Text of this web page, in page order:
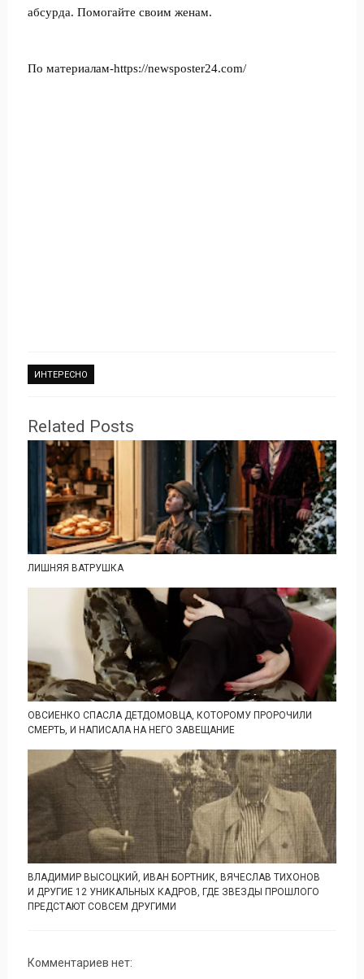
абсурда. Помогайте своим женам.
По материалам-https://newsposter24.com/
ИНТЕРЕСНО
Related Posts
ЛИШНЯЯ ВАТРУШКА
ОВСИЕНКО СПАСЛА ДЕТДОМОВЦА, КОТОРОМУ ПРОРОЧИЛИ
СМЕРТЬ, И НАПИСАЛА НА НЕГО ЗАВЕЩАНИЕ
ВЛАДИМИР ВЫСОЦКИЙ, ИВАН БОРТНИК, ВЯЧЕСЛАВ ТИХОНОВ
И ДРУГИЕ 12 УНИКАЛЬНЫХ КАДРОВ, ГДЕ ЗВЕЗДЫ ПРОШЛОГО
ПРЕДСТАЮТ СОВСЕМ ДРУГИМИ
Комментариев нет: